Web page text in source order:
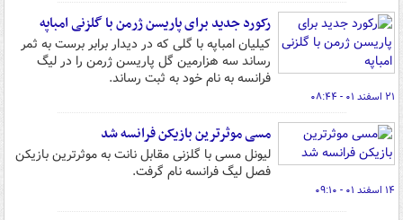
رکورد جدید برای پاریسن ژرمن با گلزنی امباپه
کیلیان امباپه با گلی که در دیدار برابر برست به ثمر
رساند سه هزارمین گل پاریسن ژرمن را در لیگ
فرانسه به نام خود به ثبت رساند.
۲۱ اسفند ۰۱ - ۰۸:۴۴
مسی موثرترین بازیکن فرانسه شد
لیونل مسی با گلزنی مقابل نانت به موثرترین بازیکن
فصل لیگ فرانسه نام گرفت.
۱۴ اسفند ۰۱ - ۰۹:۱۰